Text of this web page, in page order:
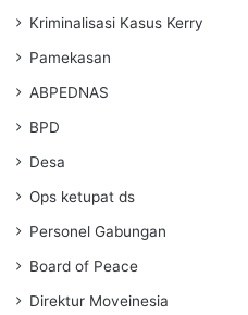
Kriminalisasi Kasus Kerry
Pamekasan
ABPEDNAS
BPD
Desa
Ops ketupat ds
Personel Gabungan
Board of Peace
Direktur Moveinesia